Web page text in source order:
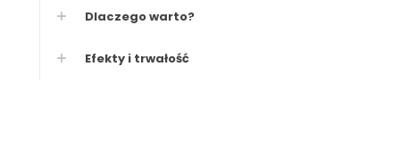
Dlaczego warto?
Efekty i trwałość